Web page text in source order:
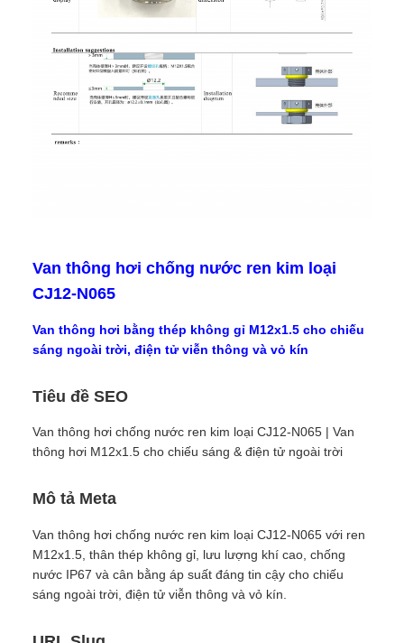
Van thông hơi chống nước ren kim loại
CJ12-N065
Van thông hơi bằng thép không gỉ M12x1.5 cho chiếu
sáng ngoài trời, điện tử viễn thông và vỏ kín
Tiêu đề SEO
Van thông hơi chống nước ren kim loại CJ12-N065 | Van
thông hơi M12x1.5 cho chiếu sáng & điện tử ngoài trời
Mô tả Meta
Van thông hơi chống nước ren kim loại CJ12-N065 với ren
M12x1.5, thân thép không gỉ, lưu lượng khí cao, chống
nước IP67 và cân bằng áp suất đáng tin cậy cho chiếu
sáng ngoài trời, điện tử viễn thông và vỏ kín.